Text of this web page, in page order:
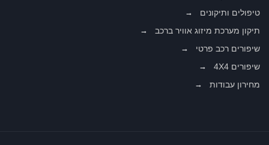
טיפולים ותיקונים
תיקון מערכת מיזוג אוויר ברכב
שיפורים רכב פרטי
שיפורים 4X4
מחירון עבודות